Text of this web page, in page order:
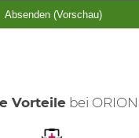
Vorteilebei ORION